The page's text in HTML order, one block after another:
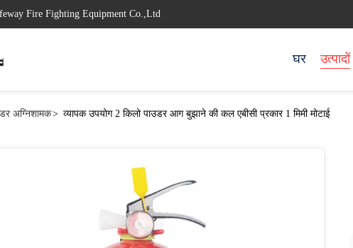
Fire Fighting Equipment Co.,Ltd
घर उत्पादों
अग्निशामक> व्यापक उपयोग 2 किलो पाउडर आग बुझाने की कल एबीसी प्रकार 1 मिमी मोटाई